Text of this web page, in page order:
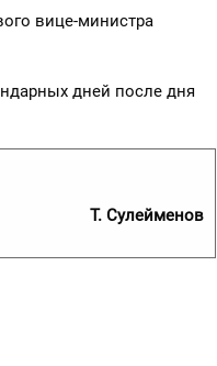
вице-министра
дней после дня
Т. Сулейменов